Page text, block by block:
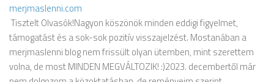
merjmaslenni.com
Tisztelt Olvasók!Nagyon köszönök minden eddigi figyelmet,
támogatást és a sok-sok pozitív visszajelzést. Mostanában a
merjmaslenni blog nem frissült olyan ütemben, mint szerettem
volna, de most MINDEN MEGVÁLTOZIK! :)2023. decembertől már